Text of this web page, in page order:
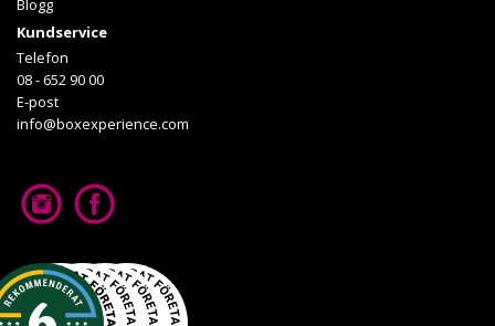
Blogg
Kundservice
Telefon
08 - 652 90 00
E-post
info@boxexperience.com